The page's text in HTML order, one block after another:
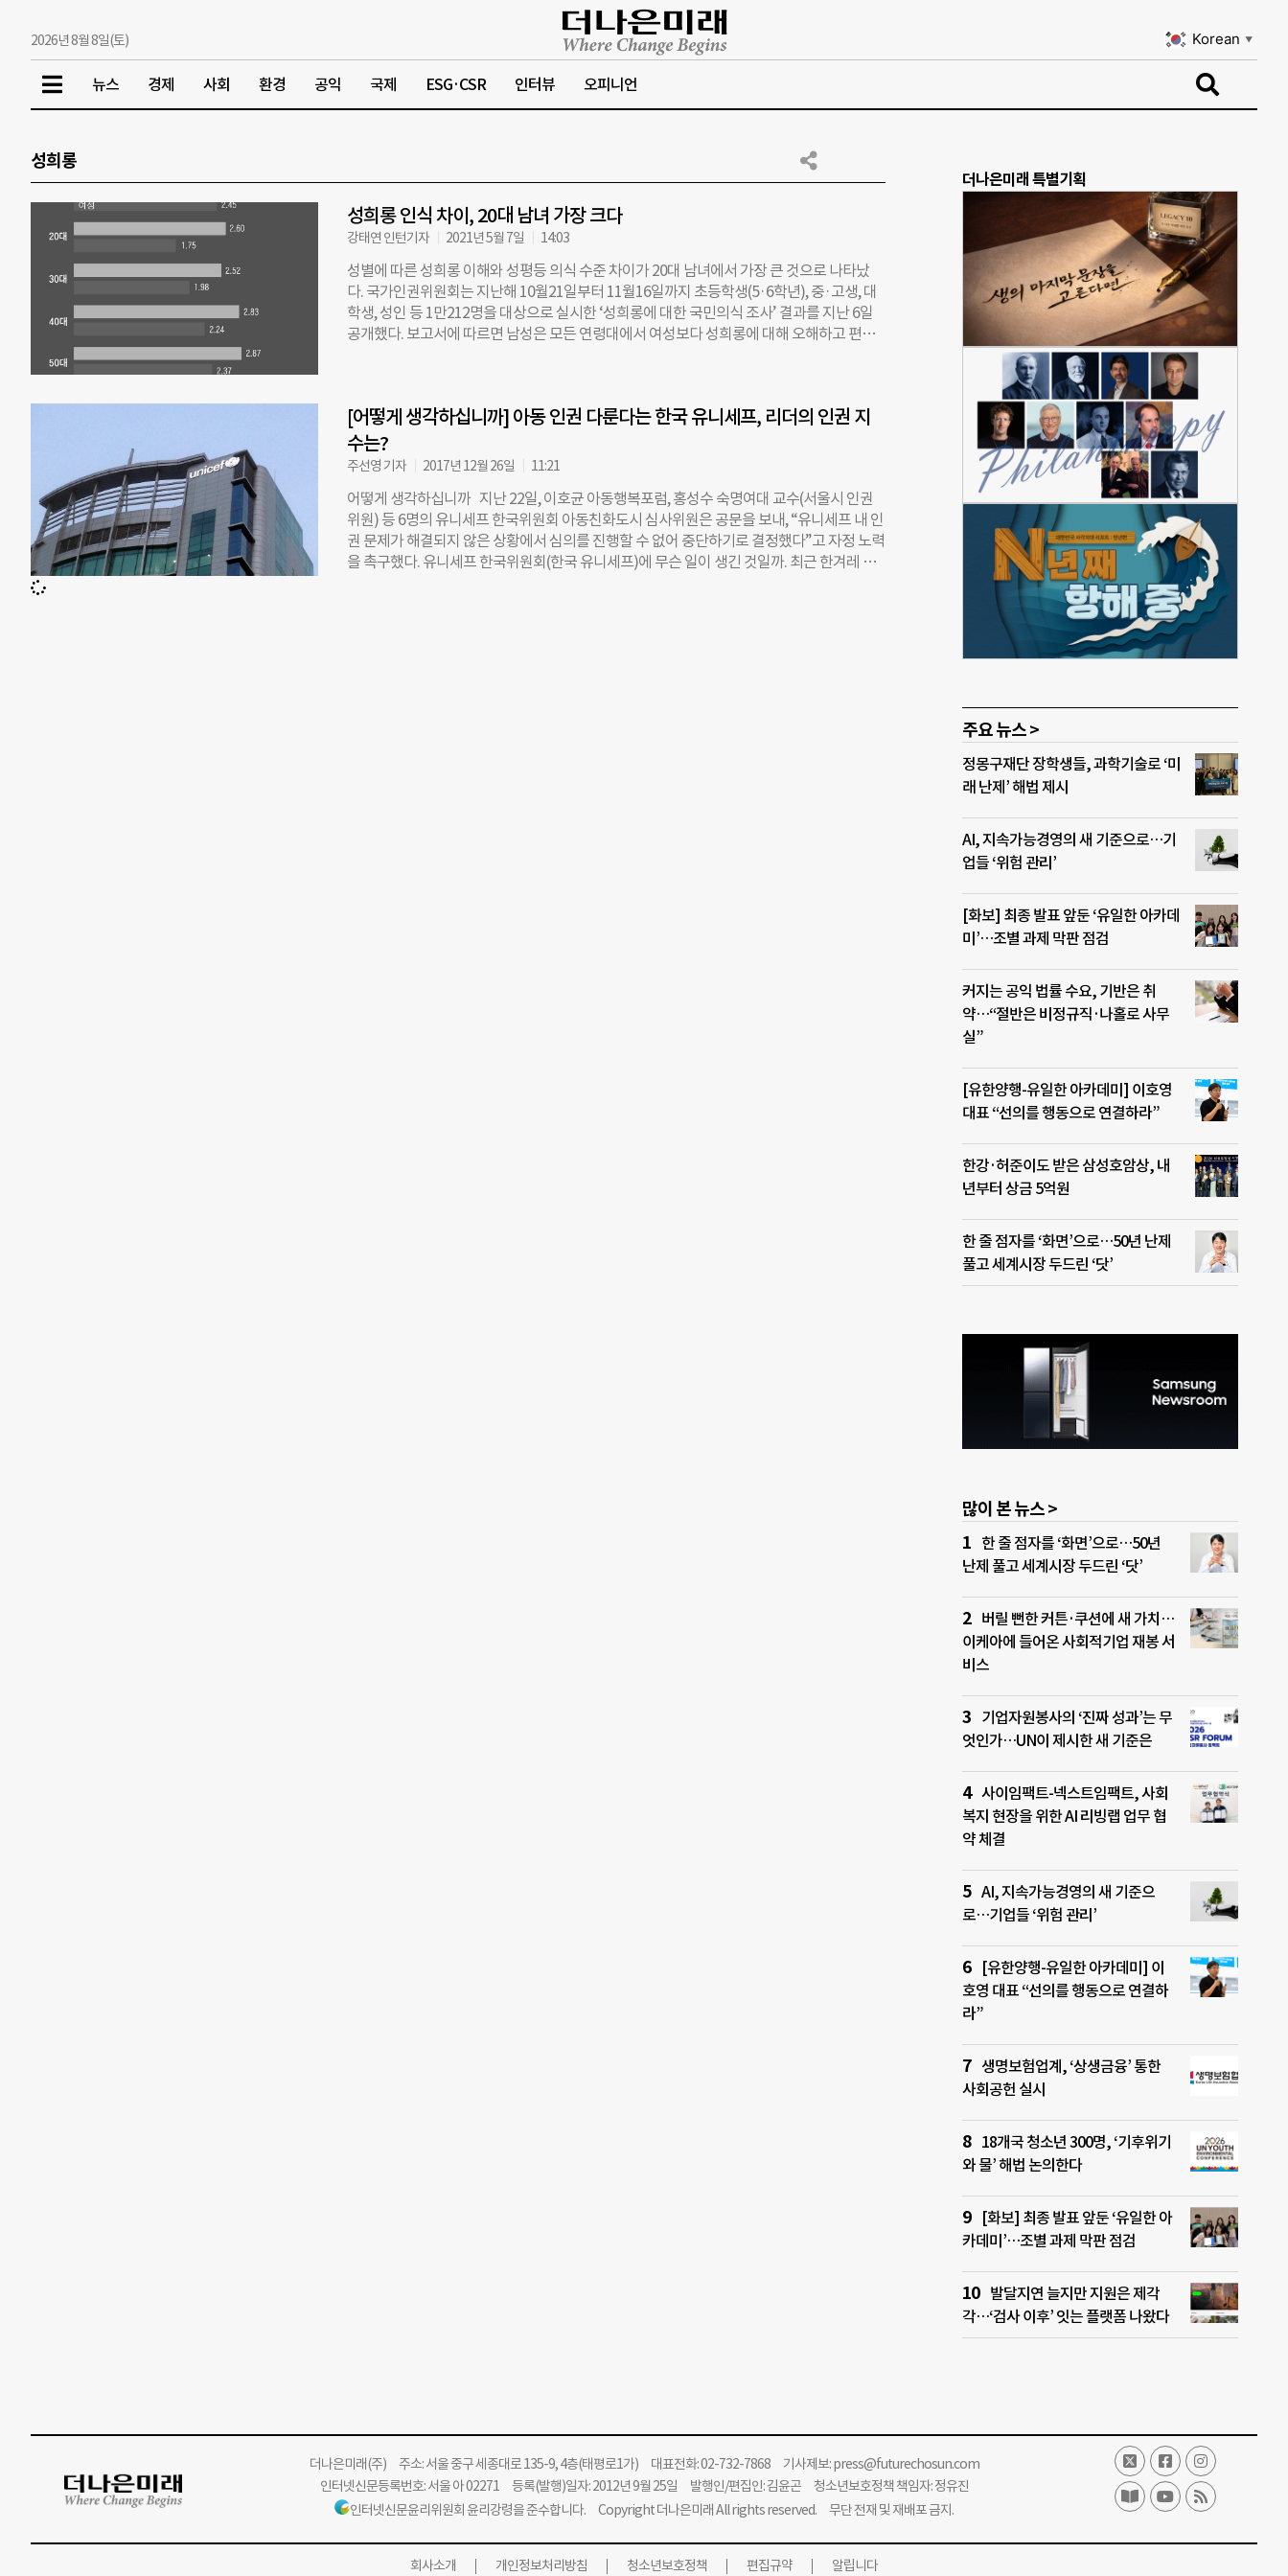
2026년 8월 8일(토) Korean ▼
뉴스 경제 사회 환경 공익 국제 ESG·CSR 인터뷰 오피니언
성희롱
성희롱 인식 차이, 20대 남녀 가장 크다
강태연 인턴기자 2021년 5월 7일 14:03
성별에 따른 성희롱 이해와 성평등 의식 수준 차이가 20대 남녀에서 가장 큰 것으로 나타났
다. 국가인권위원회는 지난해 10월21일부터 11월16일까지 초등학생(5·6학년), 중·고생, 대
학생, 성인 등 1만212명을 대상으로 실시한 ‘성희롱에 대한 국민의식 조사’ 결과를 지난 6일
공개했다. 보고서에 따르면 남성은 모든 연령대에서 여성보다 성희롱에 대해 오해하고 편견
편견과 관련된 내용으로 구성했다. 이에 대해 ‘전혀 그렇지 않다’ (1점)~’매우 그렇다'(6점)로
응답하게 한 결과 남성은 평균 2.80점, 여성은 2.04점으로 나타났다. 점수가 높을수록 성희롱
에 대한 이해도가 낮은 것이다. 성희롱 인식 차이가 성별 간 가장 두드러진 연령대는 20대였
0.5~0.7점 정도에 그쳤다. 특히 60대 남성과 10대 남성은 각각 3.10점, 3.07점으로 조사 대상
중 성희롱 이해도가 가장 낮은 것으로 나타났다. 반면 20대 여성과 30대 여성은 각각 1.75점,
1.98점으로 성희롱에 대해 정확하게 인식하는 편으로 나왔다. 이번 연구를 수행한 행복한일
연구소는 “60대·50대·10대가 성희롱을 잘못 인식하는 정도가 상대적으로 크고 20~30대와
[어떻게 생각하십니까] 아동 인권 다룬다는 한국 유니세프, 리더의 인권 지
수는?
주선영 기자 2017년 12월 26일 11:21
어떻게 생각하십니까 지난 22일, 이호균 아동행복포럼, 홍성수 숙명여대 교수(서울시 인권
위원) 등 6명의 유니세프 한국위원회 아동친화도시 심사위원은 공문을 보내, “유니세프 내 인
권 문제가 해결되지 않은 상황에서 심의를 진행할 수 없어 중단하기로 결정했다”고 자정 노력
을 촉구했다. 유니세프 한국위원회(한국 유니세프)에 무슨 일이 생긴 것일까. 최근 한겨레 보
더나은미래 특별기획
주요 뉴스 >
정몽구재단 장학생들, 과학기술로 ‘미
래 난제’ 해법 제시
AI, 지속가능경영의 새 기준으로…기
업들 ‘위험 관리’
[화보] 최종 발표 앞둔 ‘유일한 아카데
미’…조별 과제 막판 점검
커지는 공익 법률 수요, 기반은 취
약…“절반은 비정규직·나홀로 사무
실”
[유한양행-유일한 아카데미] 이호영
대표 “선의를 행동으로 연결하라”
한강·허준이도 받은 삼성호암상, 내
년부터 상금 5억원
한 줄 점자를 ‘화면’으로…50년 난제
풀고 세계시장 두드린 ‘닷’
많이 본 뉴스 >
한 줄 점자를 ‘화면’으로…50년
난제 풀고 세계시장 두드린 ‘닷’
버릴 뻔한 커튼·쿠션에 새 가치…
이케아에 들어온 사회적기업 재봉 서
비스
기업자원봉사의 ‘진짜 성과’는 무
엇인가…UN이 제시한 새 기준은
사이임팩트-넥스트임팩트, 사회
복지 현장을 위한 AI 리빙랩 업무 협
약 체결
AI, 지속가능경영의 새 기준으
로…기업들 ‘위험 관리’
[유한양행-유일한 아카데미] 이
호영 대표 “선의를 행동으로 연결하
라”
생명보험업계, ‘상생금융’ 통한
사회공헌 실시
18개국 청소년 300명, ‘기후위기
와 물’ 해법 논의한다
[화보] 최종 발표 앞둔 ‘유일한 아
카데미’…조별 과제 막판 점검
발달지연 늘지만 지원은 제각
각…‘검사 이후’ 잇는 플랫폼 나왔다
더나은미래(주)주소: 서울 중구 세종대로 135-9, 4층(태평로1가) 대표전화: 02-732-7868 기사제보:press@futurechosun.com
인터넷신문등록번호: 서울 아 02271 등록(발행)일자: 2012년 9월 25일 발행인/편집인: 김윤곤 청소년보호정책 책임자: 정유진
인터넷신문윤리위원회 윤리강령을 준수합니다. Copyright 더나은미래 All rights reserved. 무단 전재 및 재배포 금지.
회사소개 개인정보처리방침 청소년보호정책 편집규약 알립니다